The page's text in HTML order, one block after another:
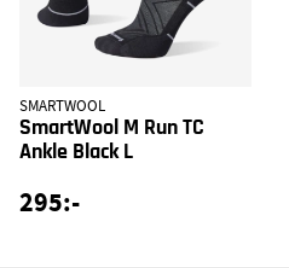
SMARTWOOL
SmartWool M Run TC
Ankle Black L
295:-